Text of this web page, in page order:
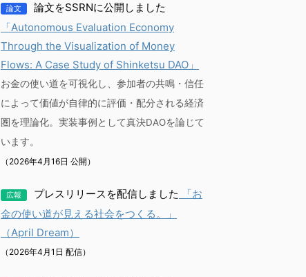
論文
論文をSSRNに公開しました
「Autonomous Evaluation Economy
Through the Visualization of Money
Flows: A Case Study of Shinketsu DAO」
お金の使い道を可視化し、参加者の共鳴・信任
によって価値が自律的に評価・配分される経済
圏を理論化。実装事例として真決DAOを論じて
います。
（2026年4月16日 公開）
広報 プレスリリースを配信しました
「お
金の使い道が見える社会をつくる。」
（April Dream）
（2026年4月1日 配信）